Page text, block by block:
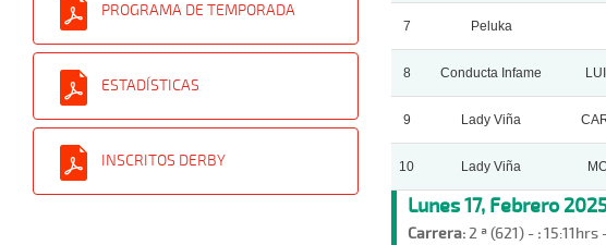
PROGRAMA DE TEMPORADA
ESTADÍSTICAS
INSCRITOS DERBY
7 Peluka
8 Conducta Infame
9 Lady Viña
10 Lady Viña
Lunes 17, Febrero
Carrera:2 ª (621) - :15:11hrs